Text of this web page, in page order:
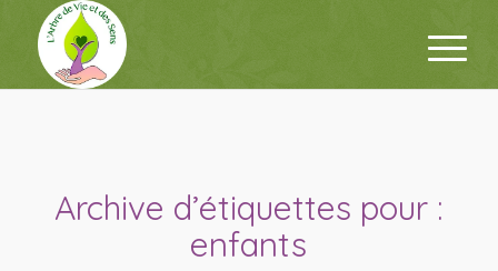
Archive d’étiquettes pour :
enfants